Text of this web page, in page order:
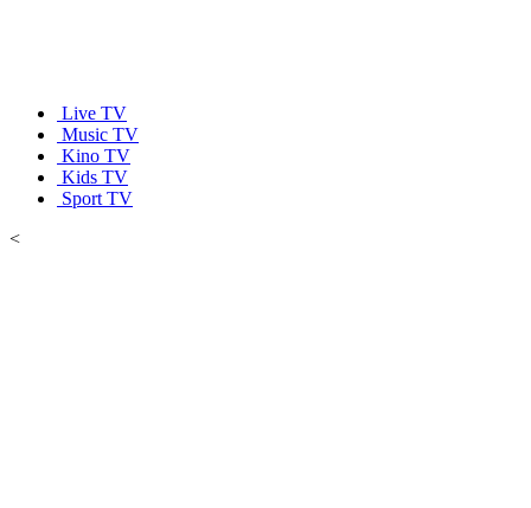
Live TV
Music TV
Kino TV
Kids TV
Sport TV
<